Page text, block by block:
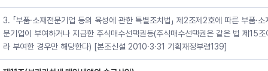
3. 「부품·소재전문기업 등의 육성에 관한 특별조치법」 제2조제2호에 따른 부품·소
문기업이 부여하거나 지급한 주식매수선택권등(주식매수선택권은 같은 법 제15조
라 부여한 경우만 해당한다) [본조신설 2010·3·31 기획재정부령139]